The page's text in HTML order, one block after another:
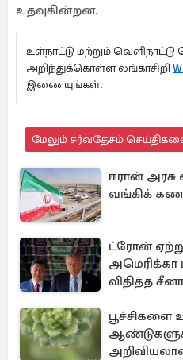
உதவுகின்றன.
உள்நாட்டு மற்றும்
அறிந்துக்கொள்ள லங்காசிறி
இணையுங்கள்.
மேலும் சர்வதேசம்
ஈரான்
வங்கிக்
ட்ரோன்
அமெரிக்கா
விதித்த சீனா
பூச்சிகளை